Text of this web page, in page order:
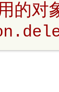
的对